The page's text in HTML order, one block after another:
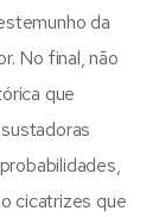
da
No final, não
que
cicatrizes que